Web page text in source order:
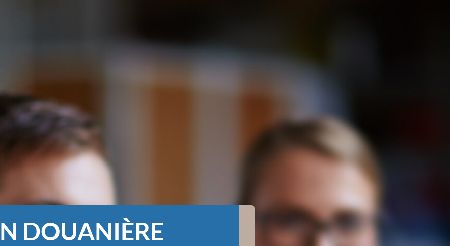
DOUANIÈRE